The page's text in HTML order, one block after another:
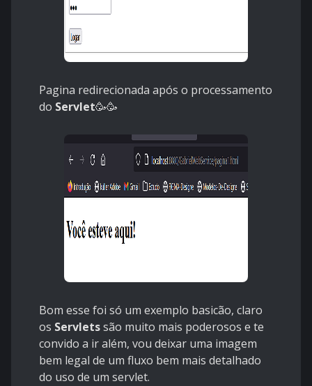
Pagina redirecionada após o processamento
do Servlet🥳🥳
Bom esse foi só um exemplo basicão, claro
os Servletssão muito mais poderosos e te
convido a ir além, vou deixar uma imagem
bem legal de um fluxo bem mais detalhado
do uso de um servlet.